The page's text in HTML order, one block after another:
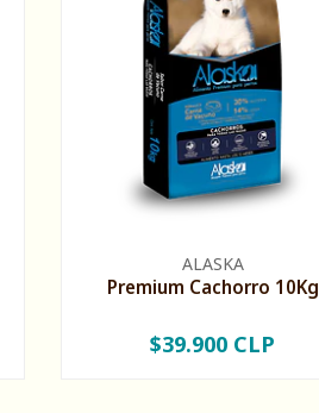
ALASKA
Premium Cachorro 10Kg
+
$39.900 CLP